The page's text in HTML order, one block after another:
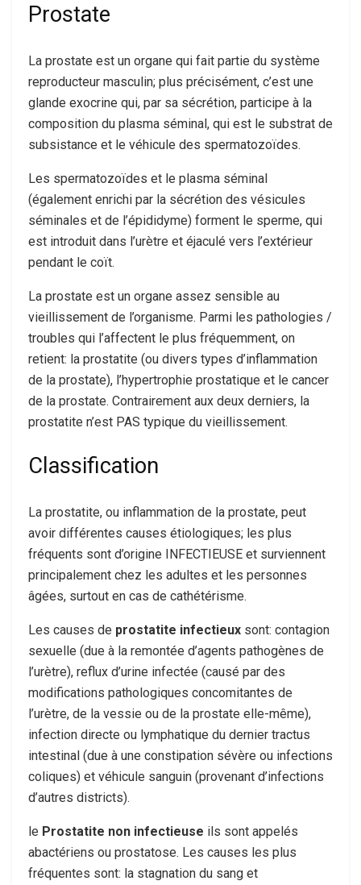
Prostate
La prostate est un organe qui fait partie du système
reproducteur masculin; plus précisément, c’est une
glande exocrine qui, par sa sécrétion, participe à la
composition du plasma séminal, qui est le substrat de
subsistance et le véhicule des spermatozoïdes.
Les spermatozoïdes et le plasma séminal
(également enrichi par la sécrétion des vésicules
séminales et de l’épididyme) forment le sperme, qui
est introduit dans l’urètre et éjaculé vers l’extérieur
pendant le coït.
La prostate est un organe assez sensible au
vieillissement de l’organisme. Parmi les pathologies /
troubles qui l’affectent le plus fréquemment, on
retient: la prostatite (ou divers types d’inflammation
de la prostate), l’hypertrophie prostatique et le cancer
de la prostate. Contrairement aux deux derniers, la
prostatite n’est PAS typique du vieillissement.
Classification
La prostatite, ou inflammation de la prostate, peut
avoir différentes causes étiologiques; les plus
fréquents sont d’origine INFECTIEUSE et surviennent
principalement chez les adultes et les personnes
âgées, surtout en cas de cathétérisme.
Les causes de prostatite infectieux sont: contagion
sexuelle (due à la remontée d’agents pathogènes de
l’urètre), reflux d’urine infectée (causé par des
modifications pathologiques concomitantes de
l’urètre, de la vessie ou de la prostate elle-même),
infection directe ou lymphatique du dernier tractus
intestinal (due à une constipation sévère ou infections
coliques) et véhicule sanguin (provenant d’infections
d’autres districts).
le Prostatite non infectieuse ils sont appelés
abactériens ou prostatose. Les causes les plus
fréquentes sont: la stagnation du sang et